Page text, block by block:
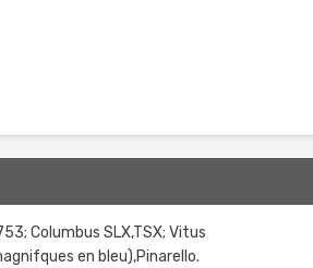
Columbus SLX,TSX; Vitus
en bleu),Pinarello.